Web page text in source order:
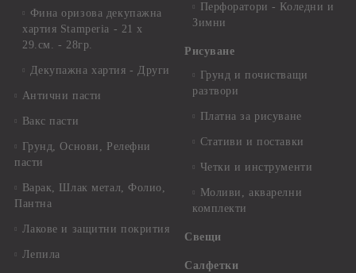
Фина оризова декупажна
хартия Stamperia - 21 х
29.см. - 28гр.
Декупажна хартия - Други
Антични пасти
Вакс пасти
Грунд, Основи, Релефни
пасти
Варак, Шлак метал, Фолио,
Пантна
Лакове и защитни покрития
Лепила
Перфоратори - Коледни и
Зимни
Рисуване
Грунд и почистващи
разтвори
Платна за рисуване
Стативи и поставки
Четки и инструменти
Моливи, акварелни
комплекти
Свещи
Салфетки